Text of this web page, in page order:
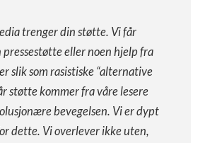
trenger din støtte. Vi får
pressestøtte eller noen hjelp fra
slik som rasistiske “alternative
støtte kommer fra våre lesere
bevegelsen. Vi er dypt
dette. Vi overlever ikke uten,